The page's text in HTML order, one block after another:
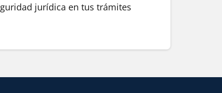
jurídica en tus trámites